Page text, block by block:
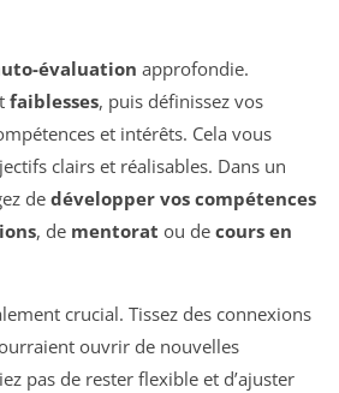
évaluation approfondie.
faiblesses, puis définissez vos
et intérêts. Cela vous
clairs et réalisables. Dans un
de développer vos compétences
, de mentorat ou de cours en
crucial. Tissez des connexions
ouvrir de nouvelles
pas de rester flexible et d’ajuster